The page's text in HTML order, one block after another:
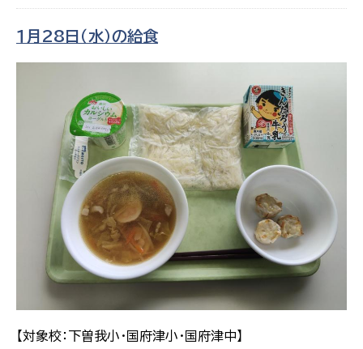
１月28日（水）の給食
【対象校：下曽我小・国府津小・国府津中】